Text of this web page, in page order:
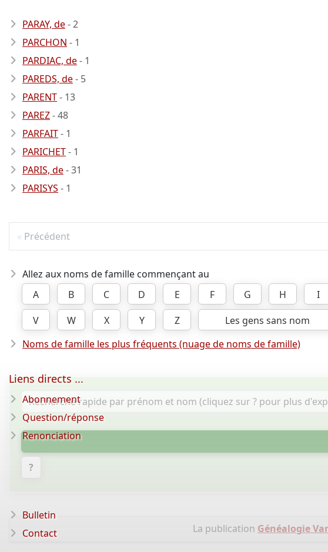
PARAY, de- 2
PARCHON - 1
PARDIAC, de- 1
PAREDS, de- 5
PARENT- 13
PAREZ- 48
PARFAIT- 1
PARICHET- 1
PARIS, de- 31
PARISYS - 1
Précédent
Allez aux noms de famille commençant au
A
B C D E F G H I
V
W X Y Z
Les gens sans nom
Noms de famille les plus fréquents (nuage de noms de famille)
?
La publication Généalogie
Liens directs ...
Abonnement
Question/réponse
Renonciation
Bulletin
Contact